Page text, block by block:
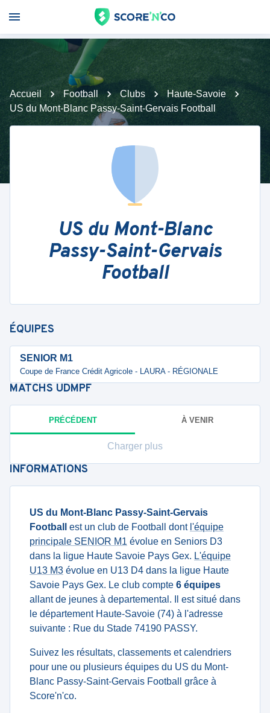
Accueil Football Clubs
Haute-Savoie
US du Mont-Blanc Passy-Saint-Gervais Football
US du Mont-Blanc
Passy-Saint-Gervais
Football
ÉQUIPES
SENIOR M1
Coupe de France Crédit Agricole - LAURA - RÉGIONALE
MATCHS UDMPF
PRÉCÉDENT À VENIR
Charger plus
INFORMATIONS
US du Mont-Blanc Passy-Saint-Gervais
Football
est un club de Football dont l'équipe
principale SENIOR M1 évolue en Seniors D3
dans la ligue Haute Savoie Pays Gex. L'équipe
U13 M3 évolue en U13 D4 dans la ligue Haute
Savoie Pays Gex. Le club compte 6 équipes
allant de jeunes à departemental. Il est situé dans
le département Haute-Savoie (74) à l'adresse
suivante : Rue du Stade 74190 PASSY.
Suivez les résultats, classements et calendriers
pour une ou plusieurs équipes du US du Mont-
Blanc Passy-Saint-Gervais Football grâce à
Score'n'co.